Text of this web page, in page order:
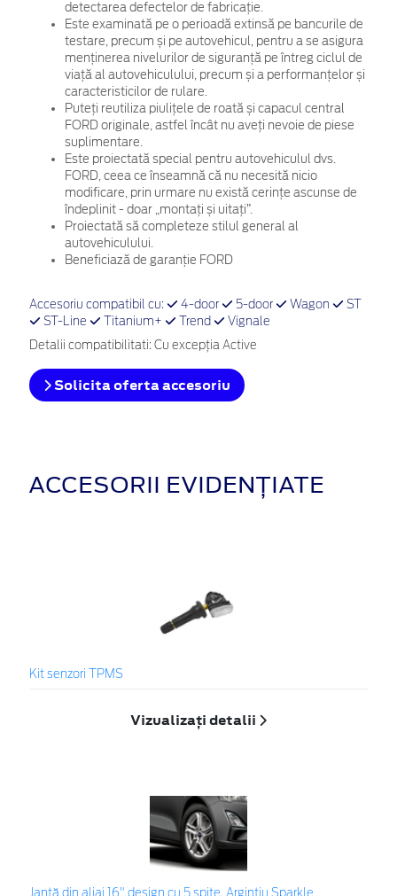
detectarea defectelor de fabricație.
Este examinată pe o perioadă extinsă pe bancurile de
testare, precum și pe autovehicul, pentru a se asigura
menținerea nivelurilor de siguranță pe întreg ciclul de
viață al autovehiculului, precum și a performanțelor și
caracteristicilor de rulare.
Puteți reutiliza piulițele de roată și capacul central
FORD originale, astfel încât nu aveți nevoie de piese
suplimentare.
Este proiectată special pentru autovehiculul dvs.
FORD, ceea ce înseamnă că nu necesită nicio
modificare, prin urmare nu există cerințe ascunse de
îndeplinit - doar „montați și uitați”.
Proiectată să completeze stilul general al
autovehiculului.
Beneficiază de garanție FORD
Accesoriu compatibil cu: 4-door 5-door Wagon
ST
ST-Line
Titanium+ Trend Vignale
Detalii compatibilitati: Cu excepția Active
Solicita oferta accesoriu
ACCESORII EVIDENȚIATE
Kit senzori TPMS
Vizualizați detalii